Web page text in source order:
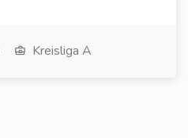
Kreisliga A